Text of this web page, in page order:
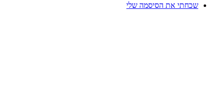
שכחתי את הסיסמה שלי